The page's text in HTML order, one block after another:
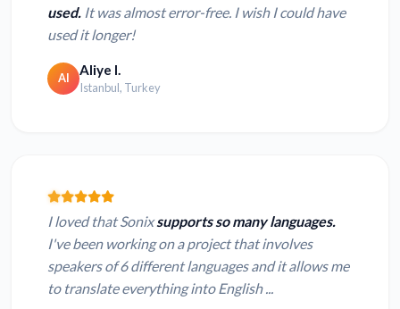
used. It was almost error-free. I wish I could have
used it longer!
AI Aliye I.
Istanbul, Turkey
I loved that Sonixsupports so many languages.
I've been working on a project that involves
speakers of 6 different languages and it allows me
to translate everything into English ...